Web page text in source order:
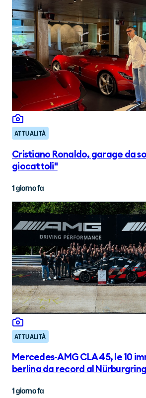
ATTUALITÀ
Cristiano Ronaldo, garage da
giocattoli"
1 giorno fa
ATTUALITÀ
Mercedes-AMG CLA 45, le 10
berlina da record al Nürburgring
1 giorno fa